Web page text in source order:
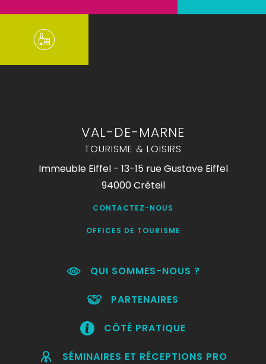
VAL-DE-MARNE
TOURISME & LOISIRS
Immeuble Eiffel - 13-15 rue Gustave Eiffel
94000 Créteil
CONTACTEZ-NOUS
OFFICES DE TOURISME
QUI SOMMES-NOUS ?
PARTENAIRES
CÔTÉ PRATIQUE
SÉMINAIRES ET RÉCEPTIONS PRO